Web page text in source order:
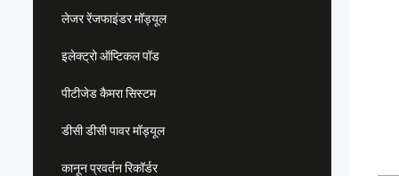
लेजर रेंजफाइंडर मॉड्यूल
इलेक्ट्रो ऑप्टिकल पॉड
पीटीजेड कैमरा सिस्टम
डीसी डीसी पावर मॉड्यूल
कानून प्रवर्तन रिकॉर्डर